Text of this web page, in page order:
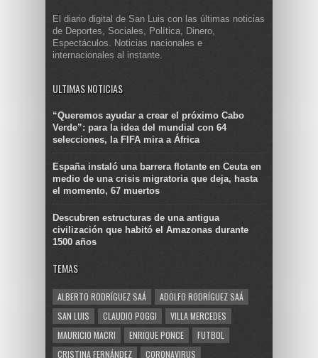
El diario digital de San Luis con las últimas noticias
de Deportes, Sociales, Política, Dinero,
Espectáculos. Noticias nacionales e
internacionales al instante.
ULTIMAS NOTICIAS
“Queremos ayudar a crear el próximo Cabo
Verde”: para la idea del mundial con 64
selecciones, la FIFA mira a África
España instaló una barrera flotante en Ceuta en
medio de una crisis migratoria que deja, hasta
el momento, 67 muertos
Descubren estructuras de una antigua
civilización que habitó el Amazonas durante
1500 años
TEMAS
ALBERTO RODRÍGUEZ SAÁ
ADOLFO RODRÍGUEZ SAÁ
SAN LUIS
CLAUDIO POGGI
VILLA MERCEDES
MAURICIO MACRI
ENRIQUE PONCE
FUTBOL
CRISTINA FERNÁNDEZ
CORONAVIRUS